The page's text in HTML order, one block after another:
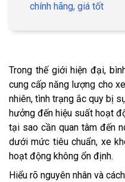
chính hãng, giá tốt
Trong thế giới hiện đại,
cung cấp năng lượng cho
nhiên, tình trạng ắc quy bị
hưởng đến hiệu suất hoạt
tại sao cần quan tâm đến
dưới mức tiêu chuẩn, xe
hoạt động không ổn định.
Hiểu rõ nguyên nhân và